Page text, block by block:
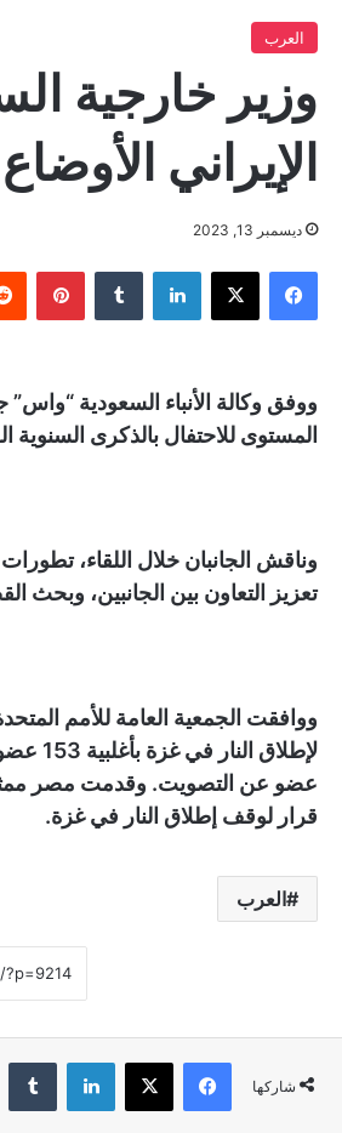
العرب
وزير خارجية
الإيراني
ديسمبر 13, 2023
فيسبوك لينكدإن بينتيريست
ووفق وكالة الأنباء السعودية
المستوى للاحتفال بالذكرى السنوية الـ (75) لاعتماد الإعلان العالمي لحقوق
وناقش الجانبان خلال اللقاء،
تعزيز التعاون بين الجانبين، وبحث
ووافقت الجمعية العامة للأمم
عضو عن التصويت. وقدمت مصر
قرار لوقف إطلاق النار في غزة.
العرب
شاركها
فيسبوك لينكدإن